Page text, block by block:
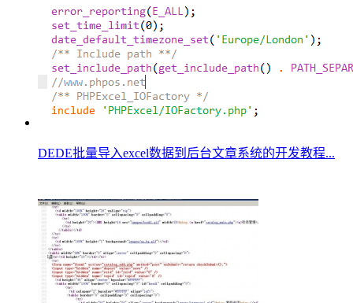
DEDE批量导入excel数据到后台文章系统的开发教程...